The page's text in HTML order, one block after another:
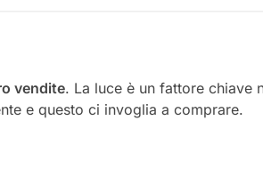
vendite. La luce è un fattore chiave
e questo ci invoglia a comprare.